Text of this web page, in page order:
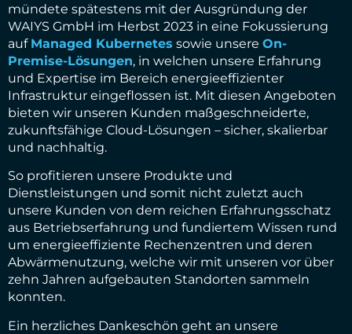
mündete spätestens mit der Ausgründung der
WAIYS GmbH im Herbst 2023 in eine Fokussierung
auf Managed Kubernetes sowie unsere On-
Premise-Lösungen, in welchen unsere Erfahrung
und Expertise im Bereich energieeffizienter
Infrastruktur eingeflossen ist. Mit diesen Angeboten
bieten wir unseren Kunden maßgeschneiderte,
zukunftsfähige Cloud-Lösungen – sicher, skalierbar
und nachhaltig.
So profitieren unsere Produkte und
Dienstleistungen und somit nicht zuletzt auch
unsere Kunden von dem reichen Erfahrungsschatz
aus Betriebserfahrung und fundiertem Wissen rund
um energieeffiziente Rechenzentren und deren
Abwärmenutzung, welche wir mit unseren vor über
zehn Jahren aufgebauten Standorten sammeln
konnten.
Ein herzliches Dankeschön geht an unsere